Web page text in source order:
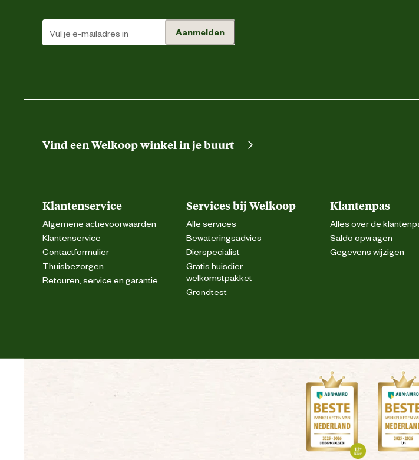
Startsysteem
Opvangvolume
Tijd opladen 70 minuten
Aanmelden
Vind een Welkoop winkel in je buurt
Klantenservice
Algemene actievoorwaarden
Klantenservice
Contactformulier
Thuisbezorgen
Retouren, service en garantie
Services bij Welkoop
Alle services
Bewateringsadvies
Dierspecialist
Gratis huisdier
welkomstpakket
Grondtest
Klantenpas
Alles over de
Saldo opvragen
Gegevens wijzigen